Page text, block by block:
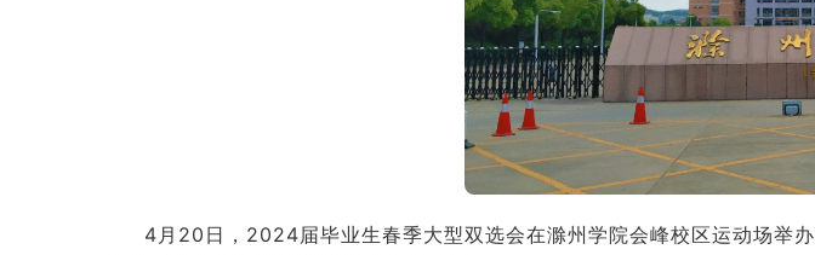
4月20日，2024届毕业生春季大型双选会在滁州学院会峰校区运动场举